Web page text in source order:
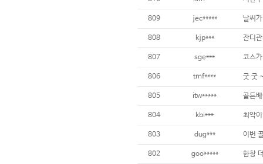
809 jec*****
808 kjp***
807 sge*** 코스
806 tmf**** 굿 굿
805 itw***** 골든
804 kbi***
803 dug***
802 goo*****